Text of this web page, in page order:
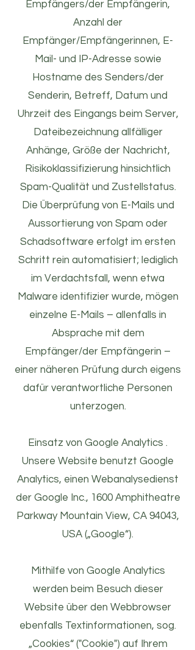
Empfängers/der Empfängerin,
Anzahl der
Empfänger/Empfängerinnen, E-
Mail- und IP-Adresse sowie
Hostname des Senders/der
Senderin, Betreff, Datum und
Uhrzeit des Eingangs beim Server,
Dateibezeichnung allfälliger
Anhänge, Größe der Nachricht,
Risikoklassifizierung hinsichtlich
Spam-Qualität und Zustellstatus.
Die Überprüfung von E-Mails und
Aussortierung von Spam oder
Schadsoftware erfolgt im ersten
Schritt rein automatisiert; lediglich
im Verdachtsfall, wenn etwa
Malware identifizier wurde, mögen
einzelne E-Mails – allenfalls in
Absprache mit dem
Empfänger/der Empfängerin –
einer näheren Prüfung durch eigens
dafür verantwortliche Personen
unterzogen.
Einsatz von Google Analytics .
Unsere Website benutzt Google
Analytics, einen Webanalysedienst
der Google Inc., 1600 Amphitheatre
Parkway Mountain View, CA 94043,
USA („Google“).
Mithilfe von Google Analytics
werden beim Besuch dieser
Website über den Webbrowser
ebenfalls Textinformationen, sog.
„Cookies“ ("Cookie") auf Ihrem